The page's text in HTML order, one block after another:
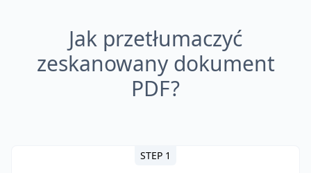
Jak przetłumaczyć
zeskanowany dokument
PDF?
STEP 1